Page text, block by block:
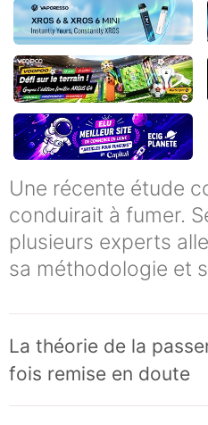
Une récente étude
conduirait à fumer.
plusieurs experts
sa méthodologie et
La théorie de la
fois remise en doute